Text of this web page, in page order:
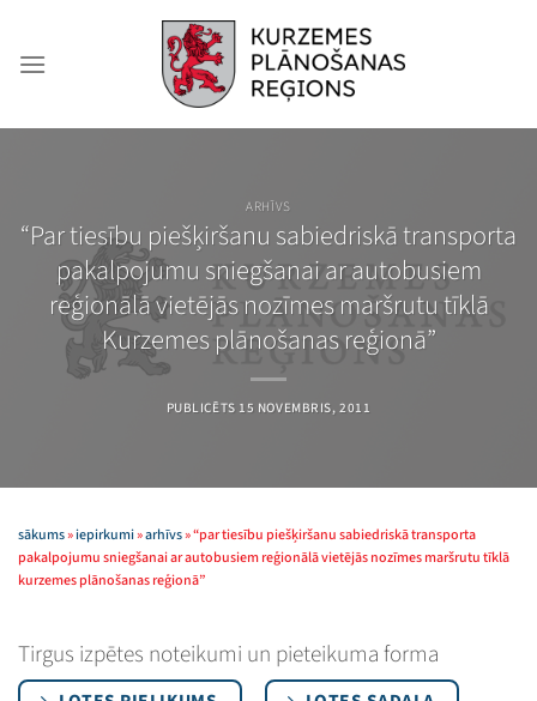
content
ARHĪVS
“Par tiesību piešķiršanu sabiedriskā transporta
pakalpojumu sniegšanai ar autobusiem
reģionālā vietējās nozīmes maršrutu tīklā
Kurzemes plānošanas reģionā”
PUBLICĒTS 15 NOVEMBRIS, 2011
sākums»iepirkumi»arhīvs»“par tiesību piešķiršanu sabiedriskā transporta
pakalpojumu sniegšanai ar autobusiem reģionālā vietējās nozīmes maršrutu tīklā
kurzemes plānošanas reģionā”
Tirgus izpētes noteikumi un pieteikuma forma